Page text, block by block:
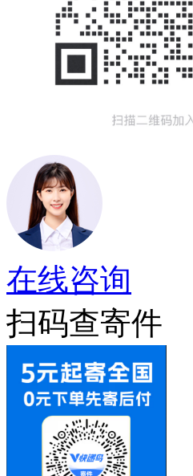
在线咨询
扫码查寄件